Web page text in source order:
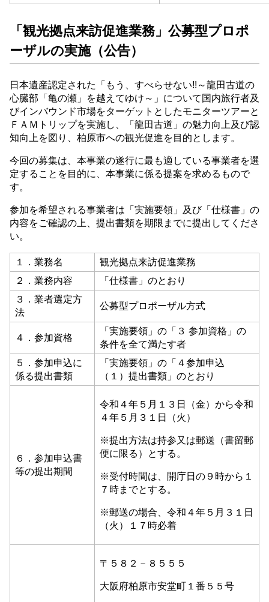
「観光拠点来訪促進業務」公募型プロポ
ーザルの実施（公告）
日本遺産認定された「もう、すべらせない!!～龍田古道の
心臓部「亀の瀬」を越えてゆけ～」について国内旅行者及
びインバウンド市場をターゲットとしたモニターツアーと
ＦＡＭトリップを実施し、「龍田古道」の魅力向上及び認
知向上を図り、柏原市への観光促進を目的とします。
今回の募集は、本事業の遂行に最も適している事業者を選
定することを目的に、本事業に係る提案を求めるもので
す。
参加を希望される事業者は「実施要領」及び「仕様書」の
内容をご確認の上、提出書類を期限までに提出してくださ
い。
１．業務名
観光拠点来訪促進業務
２．業務内容
「仕様書」のとおり
３．業者選定方
法
公募型プロポーザル方式
４．参加資格
「実施要領」の「３ 参加資格」の
条件を全て満たす者
５．参加申込に
係る提出書類
「実施要領」の「４参加申込
（１）提出書類」のとおり
６．参加申込書
等の提出期間
令和４年５月１３日（金）から令和
４年５月３１日（火）
※提出方法は持参又は郵送（書留郵
便に限る）とする。
※受付時間は、開庁日の９時から１
７時までとする。
※郵送の場合、令和４年５月３１日
（火）１７時必着
〒５８２－８５５５
大阪府柏原市安堂町１番５５号